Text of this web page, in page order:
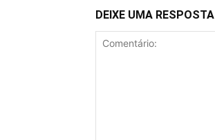
DEIXE UMA RESPOSTA